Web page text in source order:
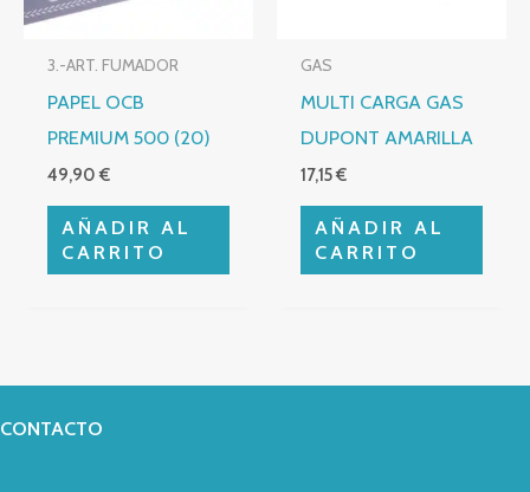
3.-ART. FUMADOR
PAPEL OCB
PREMIUM 500 (20)
49,90€
AÑADIR AL
CARRITO
GAS
MULTI CARGA GAS
DUPONT AMARILLA
17,15€
AÑADIR AL
CARRITO
CONTACTO